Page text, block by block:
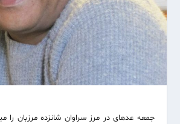
جمعه عده‏ای در مرز سراوان شانزده مرزبان